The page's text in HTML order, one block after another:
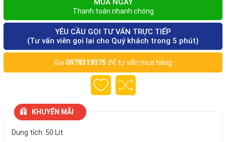
MUA NGAY
Thanh toán nhanh chóng
YÊU CẦU GỌI TƯ VẤN TRỰC TIẾP
(Tư vấn viên gọi lại cho Quý khách trong 5 phút)
Gọi 0978319375 để tư vấn mua hàng
KHUYẾN MÃI
Dung tích: 50 Lít